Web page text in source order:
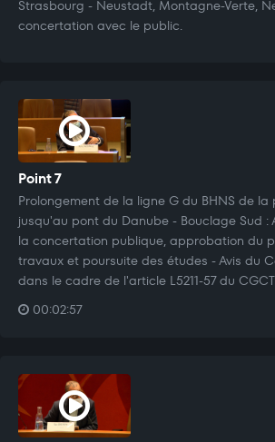
Strasbourg - Neustadt, Montagne-Verte,
concertation avec le public.
Point 7
Prolongement de la ligne G du BHNS de
jusqu'au pont du Danube - Bouclage Sud :
la concertation publique, approbation du
travaux et poursuite des études - Avis du
dans le cadre de l'article L5211-57 du
00:02:57